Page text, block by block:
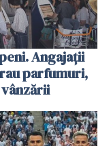
Angajații
parfumuri,